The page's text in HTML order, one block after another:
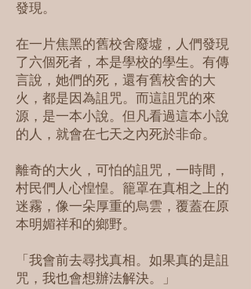
發現。
在一片焦黑的舊校舍廢墟，人們發現
了六個死者，本是學校的學生。有傳
言說，她們的死，還有舊校舍的大
火，都是因為詛咒。而這詛咒的來
源，是一本小說。但凡看過這本小說
的人，就會在七天之內死於非命。
離奇的大火，可怕的詛咒，一時間，
村民們人心惶惶。籠罩在真相之上的
迷霧，像一朵厚重的烏雲，覆蓋在原
本明媚祥和的鄉野。
「我會前去尋找真相。如果真的是詛
咒，我也會想辦法解決。」